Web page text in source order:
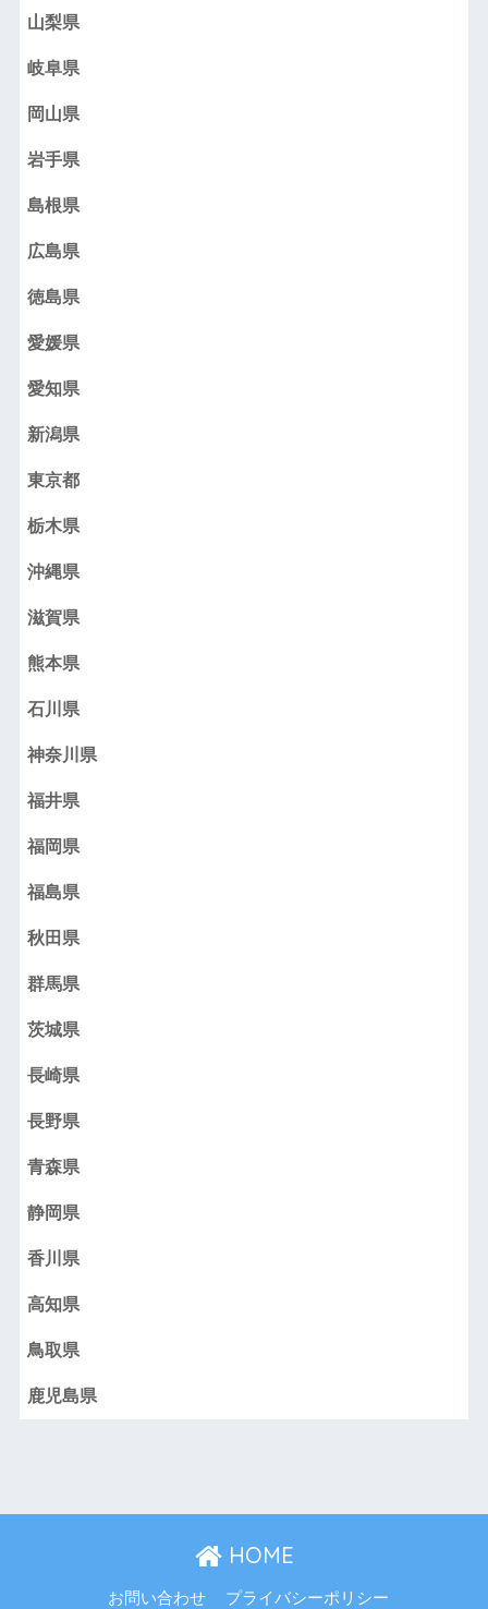
山梨県
岐阜県
岡山県
岩手県
島根県
広島県
徳島県
愛媛県
愛知県
新潟県
東京都
栃木県
沖縄県
滋賀県
熊本県
石川県
神奈川県
福井県
福岡県
福島県
秋田県
群馬県
茨城県
長崎県
長野県
青森県
静岡県
香川県
高知県
鳥取県
鹿児島県
HOME
お問い合わせ プライバシーポリシー